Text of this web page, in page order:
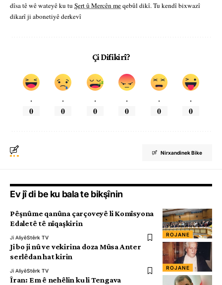
dîsa tê wê wateyê ku tu Şert û Mercên meqebûl dikî. Tu kendî bixwazî
dikarî ji abonetiyê derkevî
Çi Difikirî?
.
0
.
0
.
0
.
0
.
0
.
0
Nirxandinek Bike
Ev jî di be ku bala te bikşînin
ROJANE
Pêşnûme qanûna çarçoveyê li Komîsyona
Edaletê tê nîqaşkirin
Ji AliyêStêrk TV
ROJANE
Ji bo ji nû ve vekirina doza Mûsa Anter
serlêdan hat kirin
Ji AliyêStêrk TV
Îran: Em ê nehêlin ku li Tengava